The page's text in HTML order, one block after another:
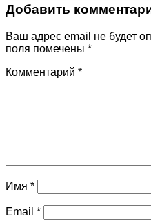
Добавить
Ваш адрес email не будет
поля помечены *
Комментарий *
Имя *
Email *